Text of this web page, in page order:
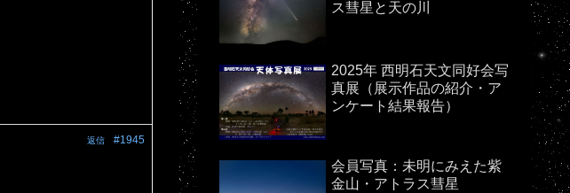
#1945
返信
ス彗星と天の川
2025年 西明石天文同好会写
真展（展示作品の紹介・ア
ンケート結果報告）
会員写真：未明にみえた紫
金山・アトラス彗星